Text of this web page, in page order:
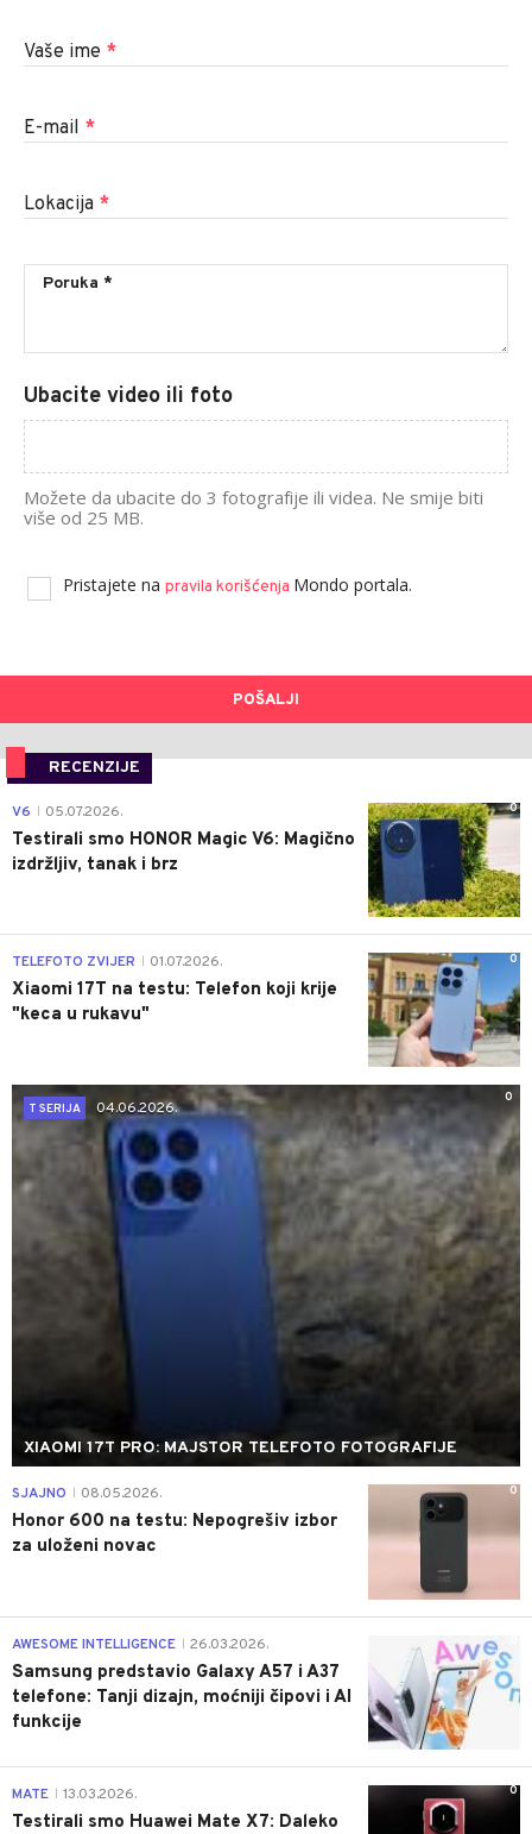
Vaše ime *
E-mail *
Lokacija *
Ubacite video ili foto
Možete da ubacite do 3 fotografije ili videa. Ne smije biti
više od 25 MB.
Pristajete na pravila korišćenja Mondo portala.
POŠALJI
RECENZIJE
0
V6 05.07.2026.
Testirali smo HONOR Magic V6: Magično
izdržljiv, tanak i brz
0
TELEFOTO ZVIJER 01.07.2026.
Xiaomi 17T na testu: Telefon koji krije
"keca u rukavu"
0
T SERIJA
04.06.2026.
XIAOMI 17T PRO: MAJSTOR TELEFOTO FOTOGRAFIJE
0
SJAJNO 08.05.2026.
Honor 600 na testu: Nepogrešiv izbor
za uloženi novac
AWESOME INTELLIGENCE 26.03.2026.
Samsung predstavio Galaxy A57 i A37
telefone: Tanji dizajn, moćniji čipovi i AI
funkcije
0
MATE 13.03.2026.
Testirali smo Huawei Mate X7: Daleko